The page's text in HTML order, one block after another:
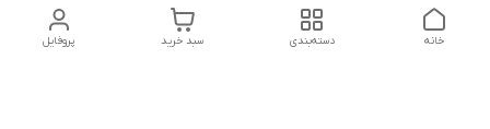
پروفایل سبد خرید دسته‌بندی خانه